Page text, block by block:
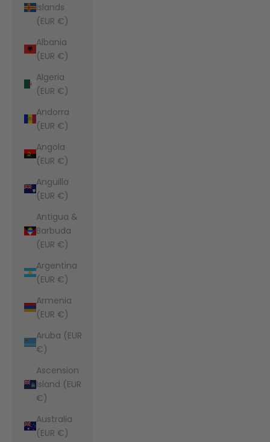
Islands
(EUR €)
Albania
(EUR €)
Algeria
(EUR €)
Andorra
(EUR €)
Angola
(EUR €)
Anguilla
(EUR €)
Antigua &
Barbuda
(EUR €)
Argentina
(EUR €)
Armenia
(EUR €)
Aruba (EUR
€)
Ascension
Island (EUR
€)
Australia
(EUR €)